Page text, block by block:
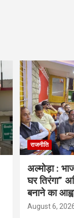
राजनीति
अल्मोड़ा :
घर तिरंगा”
बनाने का
August 6,